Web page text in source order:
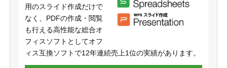
用のスライド作成だけで
なく、PDFの作成・閲覧
も行える高性能な総合オ
フィスソフトとしてオフ
ィス互換ソフトで12年連続売上1位の実績があります。